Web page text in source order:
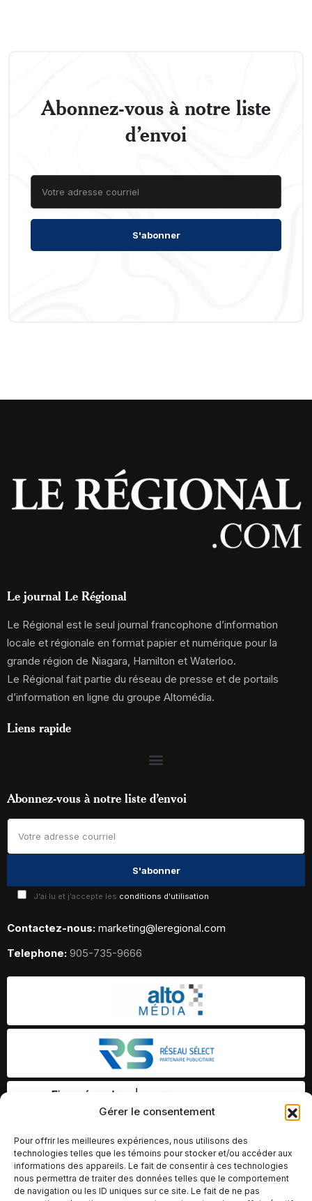
Gérer le consentement
Pour offrir les meilleures expériences, nous utilisons des
technologies telles que les témoins pour stocker et/ou accéder aux
informations des appareils. Le fait de consentir à ces technologies
nous permettra de traiter des données telles que le comportement
de navigation ou les ID uniques sur ce site. Le fait de ne pas
Abonnez-vous à notre liste
d’envoi
Le journal Le Régional
Le Régional est le seul journal francophone d’information
locale et régionale en format papier et numérique pour la
grande région de Niagara, Hamilton et Waterloo.
Le Régional fait partie du réseau de presse et de portails
d’information en ligne du groupe Altomédia.
Liens rapide
Abonnez-vous à notre liste d’envoi
J'ai lu et j'accepte les conditions d'utilisation
Contactez-nous: marketing@leregional.com
Telephone: 905-735-9666